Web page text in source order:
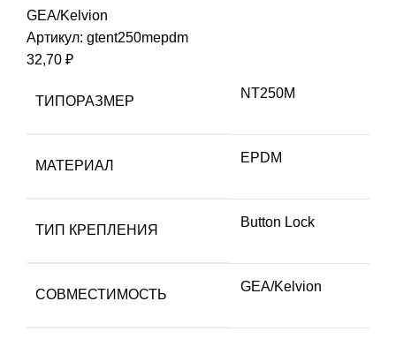
GEA/Kelvion
Артикул: gtent250mepdm
32,70 ₽
ТИПОРАЗМЕР
NT250M
МАТЕРИАЛ
EPDM
ТИП КРЕПЛЕНИЯ
Button Lock
СОВМЕСТИМОСТЬ
GEA/Kelvion